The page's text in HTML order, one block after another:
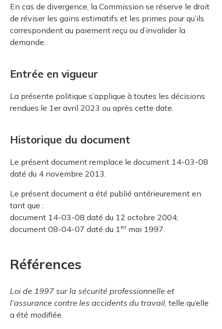
En cas de divergence, la Commission se réserve le droit
de réviser les gains estimatifs et les primes pour qu’ils
correspondent au paiement reçu ou d’invalider la
demande.
Entrée en vigueur
La présente politique s’applique à toutes les décisions
rendues le 1er avril 2023 ou après cette date.
Historique du document
Le présent document remplace le document 14-03-08
daté du 4 novembre 2013.
Le présent document a été publié antérieurement en
tant que :
document 14-03-08 daté du 12 octobre 2004;
document 08-04-07 daté du 1 ermai 1997.
Références
Loi de 1997 sur la sécurité professionnelle et
l’assurance contre les accidents du travail, telle qu’elle
a été modifiée.